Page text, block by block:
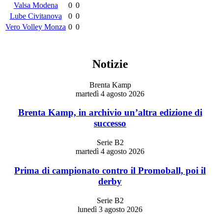
Valsa Modena
0 0
Lube Civitanova
0 0
Vero Volley Monza 0 0
Notizie
Brenta Kamp
martedì 4 agosto 2026
Brenta Kamp, in archivio un’altra edizione di
successo
Serie B2
martedì 4 agosto 2026
Prima di campionato contro il Promoball, poi il
derby
Serie B2
lunedì 3 agosto 2026